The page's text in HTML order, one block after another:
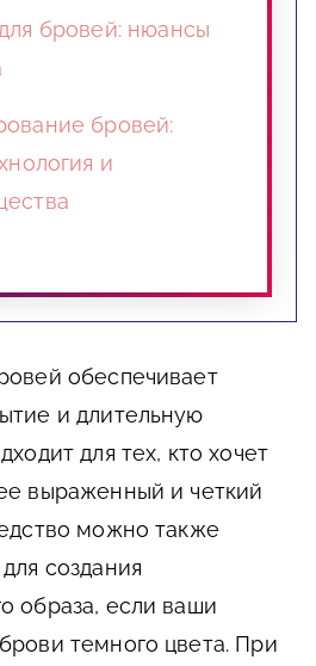
бровей: нюансы
бровей:
и
обеспечивает
и длительную
для тех, кто хочет
выраженный и четкий
можно также
создания
образа, если ваши
темного цвета. При